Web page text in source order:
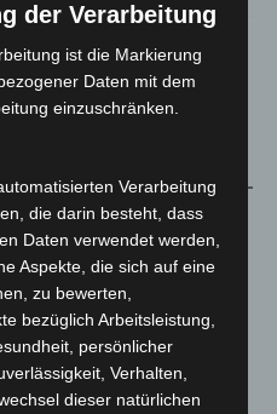
Unfall auf Baustelle
2.799
712
3.252
der Verarbeitung
ist die Markierung
Daten mit dem
einzuschränken.
Verarbeitung
die darin besteht, dass
Daten verwendet werden,
Aspekte, die sich auf eine
zu bewerten,
bezüglich Arbeitsleistung,
persönlicher
Verhalten,
dieser natürlichen